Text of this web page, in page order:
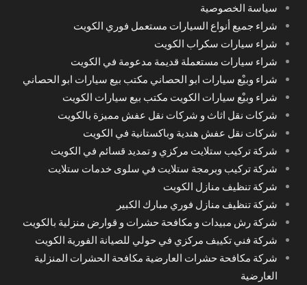
سياسة الخصوصية
شراء جميع أنواع السيارات مستعمل فوري الكويت
شراء سيارات سكراب الكويت
شراء سيارات مستعملة قديمة مدعومة في الكويت
شراء وبيْع سيارات ابو الحصاني مكتب بيع سيارات ابو الحصاني
شراء وبيْع سيارات الكويت مكتب بيع سيارات الكويت
شركات نقل اثاث و شركات نقل عفش مميزة بالكويت
شركات نقل عفش هندية وباكستانية في الكويت
شركة تركيب ستلايت مركزي و تمديد قسائم في الكويت
شركة تركيب وبرمجة ستلايت في سلوى خدمات ستلايت
شركة تنظيف منازل الكويت
شركة تنظيف منازل فوري مبارك الكبير
شركة رش مبيدات و مكافحة حشرات و قوارض منزلية بالكويت
شركة فني تكييف مركزي في حولي للصيانة الفورية الكويت
شركة مكافحة حشرات العارضية مكافحة الحشرات المنزلية
العارضية